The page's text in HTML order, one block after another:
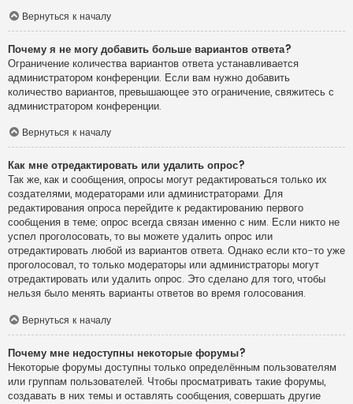
Вернуться к началу
Почему я не могу добавить больше вариантов ответа?
Ограничение количества вариантов ответа устанавливается
администратором конференции. Если вам нужно добавить
количество вариантов, превышающее это ограничение, свяжитесь с
администратором конференции.
Вернуться к началу
Как мне отредактировать или удалить опрос?
Так же, как и сообщения, опросы могут редактироваться только их
создателями, модераторами или администраторами. Для
редактирования опроса перейдите к редактированию первого
сообщения в теме; опрос всегда связан именно с ним. Если никто не
успел проголосовать, то вы можете удалить опрос или
отредактировать любой из вариантов ответа. Однако если кто-то уже
проголосовал, то только модераторы или администраторы могут
отредактировать или удалить опрос. Это сделано для того, чтобы
нельзя было менять варианты ответов во время голосования.
Вернуться к началу
Почему мне недоступны некоторые форумы?
Некоторые форумы доступны только определённым пользователям
или группам пользователей. Чтобы просматривать такие форумы,
создавать в них темы и оставлять сообщения, совершать другие